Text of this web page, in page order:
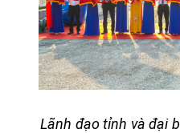
Lãnh đạo tỉnh và đại